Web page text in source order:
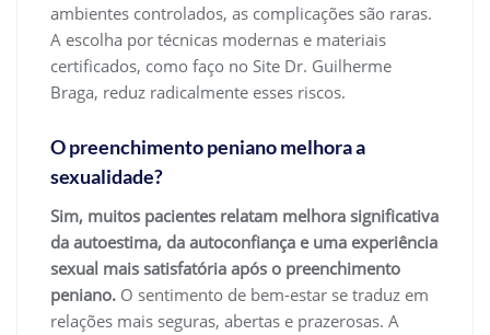
ambientes controlados, as complicações são raras.
A escolha por técnicas modernas e materiais
certificados, como faço no Site Dr. Guilherme
Braga, reduz radicalmente esses riscos.
O preenchimento peniano melhora a
sexualidade?
Sim, muitos pacientes relatam melhora significativa
da autoestima, da autoconfiança e uma experiência
sexual mais satisfatória após o preenchimento
peniano. O sentimento de bem-estar se traduz em
relações mais seguras, abertas e prazerosas. A